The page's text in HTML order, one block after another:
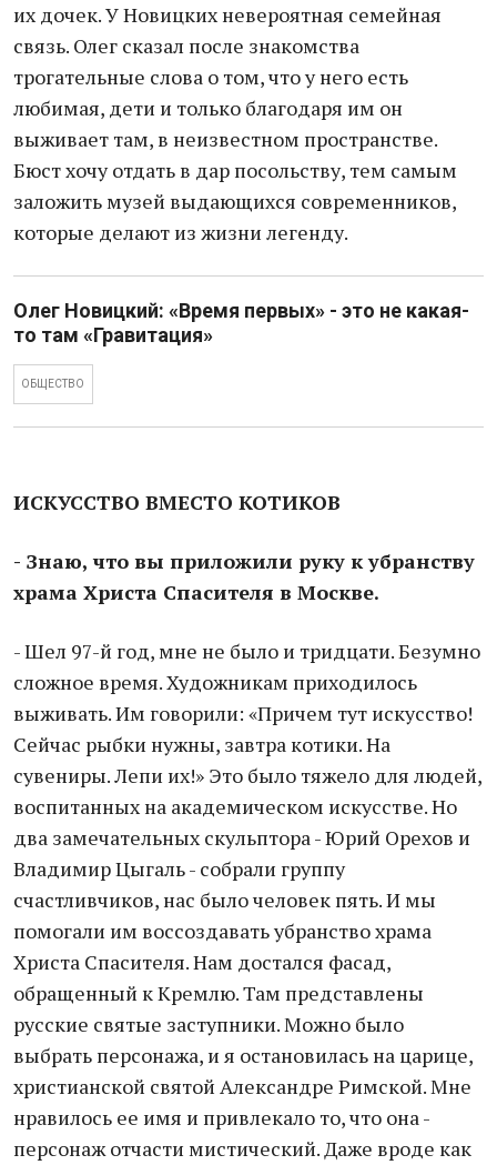
их дочек. У Новицких невероятная семейная
связь. Олег сказал после знакомства
трогательные слова о том, что у него есть
любимая, дети и только благодаря им он
выживает там, в неизвестном пространстве.
Бюст хочу отдать в дар посольству, тем самым
заложить музей выдающихся современников,
которые делают из жизни легенду.
Олег Новицкий: «Время первых» - это не какая-
то там «Гравитация»
ОБЩЕСТВО
ИСКУССТВО ВМЕСТО КОТИКОВ
- Знаю, что вы приложили руку к убранству
храма Христа Спасителя в Москве.
- Шел 97-й год, мне не было и тридцати. Безумно
сложное время. Художникам приходилось
выживать. Им говорили: «Причем тут искусство!
Сейчас рыбки нужны, завтра котики. На
сувениры. Лепи их!» Это было тяжело для людей,
воспитанных на академическом искусстве. Но
два замечательных скульптора - Юрий Орехов и
Владимир Цыгаль - собрали группу
счастливчиков, нас было человек пять. И мы
помогали им воссоздавать убранство храма
Христа Спасителя. Нам достался фасад,
обращенный к Кремлю. Там представлены
русские святые заступники. Можно было
выбрать персонажа, и я остановилась на царице,
христианской святой Александре Римской. Мне
нравилось ее имя и привлекало то, что она -
персонаж отчасти мистический. Даже вроде как